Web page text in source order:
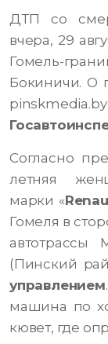
ДТП со
вчера, 29
Гомель-
Бокиничи. О
Согласно
летняя
марки «
Гомеля в
автотрассы
(Пинский
управлением
машина по
кювет, где